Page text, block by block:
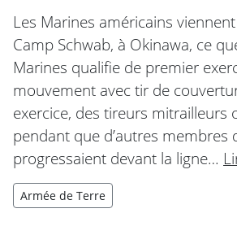
Les Marines américains
Camp Schwab, à Okinawa, ce
Marines qualifie de premier
mouvement avec tir de
exercice, des tireurs mitrailleurs
pendant que d’autres membres
progressaient devant la ligne…
Armée de Terre